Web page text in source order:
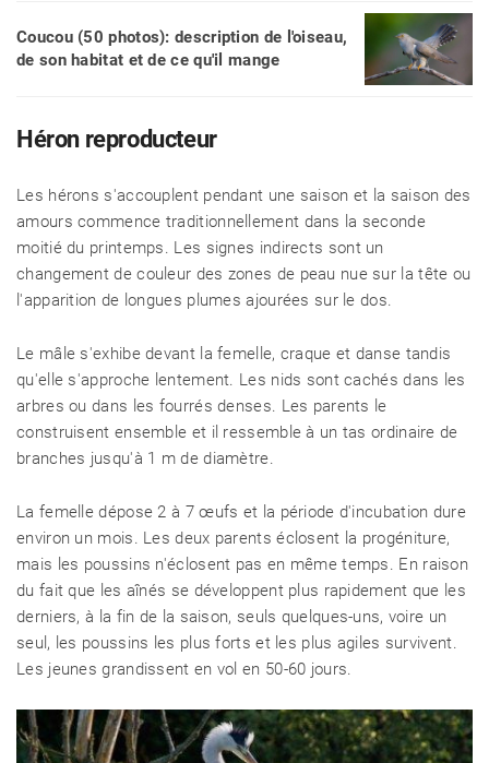
Coucou (50 photos): description de l'oiseau,
de son habitat et de ce qu'il mange
Héron reproducteur
Les hérons s'accouplent pendant une saison et la saison des
amours commence traditionnellement dans la seconde
moitié du printemps. Les signes indirects sont un
changement de couleur des zones de peau nue sur la tête ou
l'apparition de longues plumes ajourées sur le dos.
Le mâle s'exhibe devant la femelle, craque et danse tandis
qu'elle s'approche lentement. Les nids sont cachés dans les
arbres ou dans les fourrés denses. Les parents le
construisent ensemble et il ressemble à un tas ordinaire de
branches jusqu'à 1 m de diamètre.
La femelle dépose 2 à 7 œufs et la période d'incubation dure
environ un mois. Les deux parents éclosent la progéniture,
mais les poussins n'éclosent pas en même temps. En raison
du fait que les aînés se développent plus rapidement que les
derniers, à la fin de la saison, seuls quelques-uns, voire un
seul, les poussins les plus forts et les plus agiles survivent.
Les jeunes grandissent en vol en 50-60 jours.